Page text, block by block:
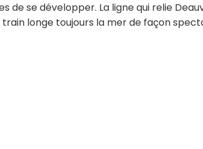
de se développer. La ligne qui relie
longe toujours la mer de façon